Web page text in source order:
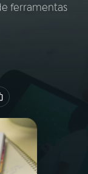
ferramentas